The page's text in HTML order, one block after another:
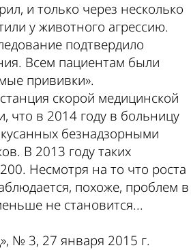
и только через несколько
у животного агрессию.
подтвердило
Всем пациентам были
прививки».
скорой медицинской
что в 2014 году в больницу
безнадзорными
В 2013 году таких
Несмотря на то что роста
похоже, проблем в
не становится...
№ 3, 27 января 2015 г.